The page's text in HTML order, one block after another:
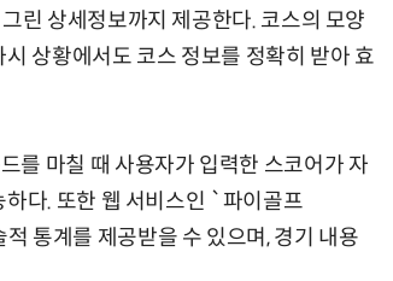
린 상세정보까지 제공한다. 코스의 모양
상황에서도 코스 정보를 정확히 받아 효
를 마칠 때 사용자가 입력한 스코어가 자
하다. 또한 웹 서비스인 `파이골프
통계를 제공받을 수 있으며, 경기 내용